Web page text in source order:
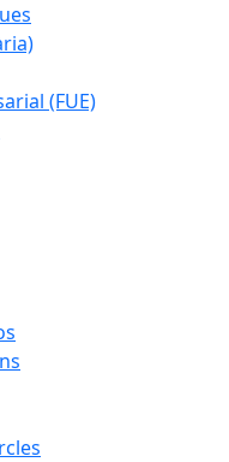
(FUE)